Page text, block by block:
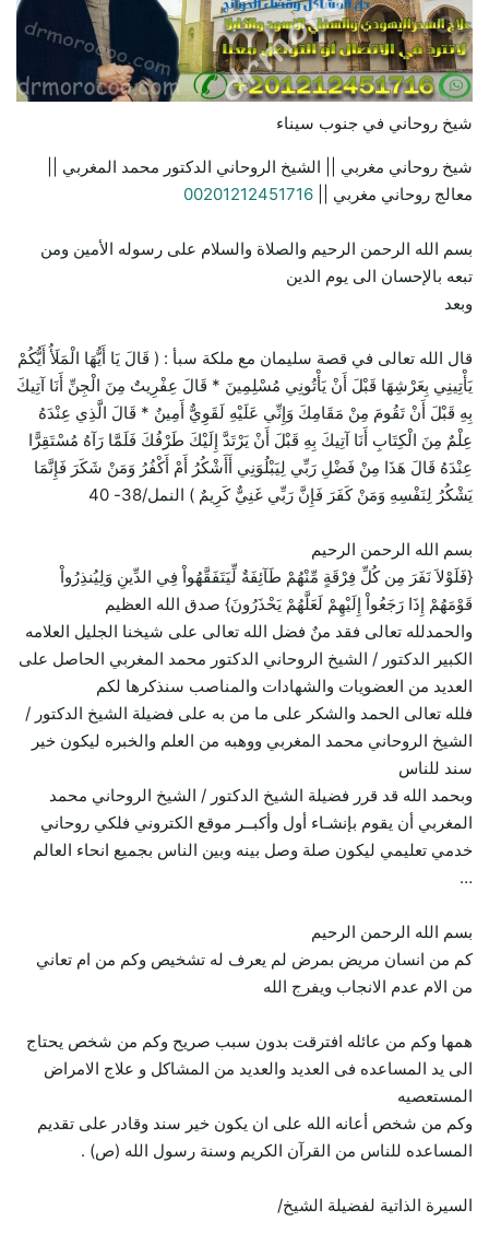
شيخ روحاني في جنوب سيناء
شيخ روحاني مغربي || الشيخ الروحاني الدكتور محمد المغربي ||
معالج روحاني مغربي || 00201212451716
بسم الله الرحمن الرحيم والصلاة والسلام على رسوله الأمين ومن
تبعه بالإحسان الى يوم الدين
وبعد
قال الله تعالى في قصة سليمان مع ملكة سبأ : ( قَالَ يَا أَيُّهَا الْمَلَأُ أَيُّكُمْ
يَأْتِينِي بِعَرْشِهَا قَبْلَ أَنْ يَأْتُونِي مُسْلِمِينَ * قَالَ عِفْرِيتٌ مِنَ الْجِنِّ أَنَا آتِيكَ
بِهِ قَبْلَ أَنْ تَقُومَ مِنْ مَقَامِكَ وَإِنِّي عَلَيْهِ لَقَوِيٌّ أَمِينٌ * قَالَ الَّذِي عِنْدَهُ
عِلْمٌ مِنَ الْكِتَابِ أَنَا آتِيكَ بِهِ قَبْلَ أَنْ يَرْتَدَّ إِلَيْكَ طَرْفُكَ فَلَمَّا رَآهُ مُسْتَقِرًّا
عِنْدَهُ قَالَ هَذَا مِنْ فَضْلِ رَبِّي لِيَبْلُوَنِي أَأَشْكُرُ أَمْ أَكْفُرُ وَمَنْ شَكَرَ فَإِنَّمَا
يَشْكُرُ لِنَفْسِهِ وَمَنْ كَفَرَ فَإِنَّ رَبِّي غَنِيٌّ كَرِيمٌ ) النمل/38- 40
بسم الله الرحمن الرحيم
{فَلَوْلاَ نَفَرَ مِن كُلِّ فِرْقَةٍ مِّنْهُمْ طَآئِفَةٌ لِّيَتَفَقَّهُواْ فِي الدِّينِ وَلِيُنذِرُواْ
قَوْمَهُمْ إِذَا رَجَعُواْ إِلَيْهِمْ لَعَلَّهُمْ يَحْذَرُونَ} صدق الله العظيم
والحمدلله تعالى فقد منٌ فضل الله تعالى على شيخنا الجليل العلامه
الكبير الدكتور / الشيخ الروحاني الدكتور محمد المغربي الحاصل على
العديد من العضويات والشهادات والمناصب سنذكرها لكم
فلله تعالى الحمد والشكر على ما من به على فضيلة الشيخ الدكتور /
الشيخ الروحاني محمد المغربي ووهبه من العلم والخبره ليكون خير
سند للناس
وبحمد الله قد قرر فضيلة الشيخ الدكتور / الشيخ الروحاني محمد
المغربي أن يقوم بإنشـاء أول وأكبــر موقع الكتروني فلكي روحاني
خدمي تعليمي ليكون صلة وصل بينه وبين الناس بجميع انحاء العالم
…
بسم الله الرحمن الرحيم
كم من انسان مريض بمرض لم يعرف له تشخيص وكم من ام تعاني
من الام عدم الانجاب ويفرج الله
همها وكم من عائله افترقت بدون سبب صريح وكم من شخص يحتاج
الى يد المساعده فى العديد والعديد من المشاكل و علاج الامراض
المستعصيه
وكم من شخص أعانه الله على ان يكون خير سند وقادر على تقديم
المساعده للناس من القرآن الكريم وسنة رسول الله (ص) .
السيرة الذاتية لفضيلة الشيخ/